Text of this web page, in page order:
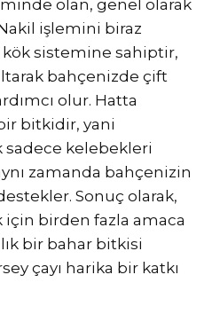
olan, genel olarak
işlemini biraz
kök sistemine sahiptir,
bahçenizde çift
olur. Hatta
bitkidir, yani
kelebekleri
zamanda bahçenizin
Sonuç olarak,
birden fazla amaca
bir bahar bitkisi
çayı harika bir katkı